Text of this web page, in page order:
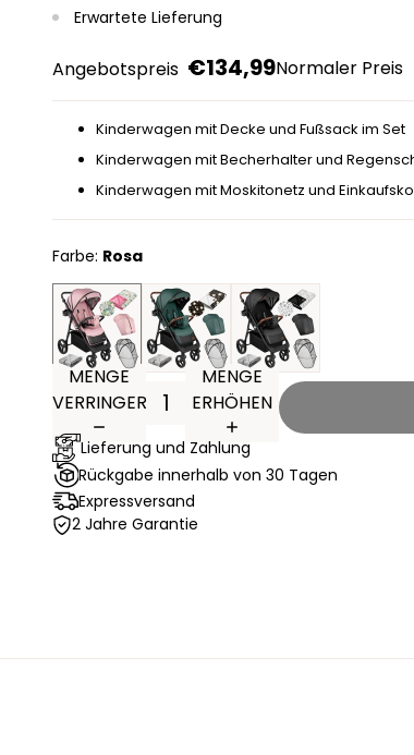
Erwartete Lieferung
Angebotspreis €134,99Normaler Preis
Kinderwagen mit Decke und Fußsack im Set
Kinderwagen mit Becherhalter und
Kinderwagen mit Moskitonetz und
Farbe: Rosa
MENGE
VERRINGERN
MENGE
ERHÖHEN
Lieferung und Zahlung
Rückgabe innerhalb von 30 Tagen
Expressversand
2 Jahre Garantie